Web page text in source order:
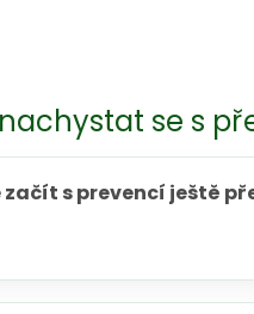
se s
s prevencí ještě